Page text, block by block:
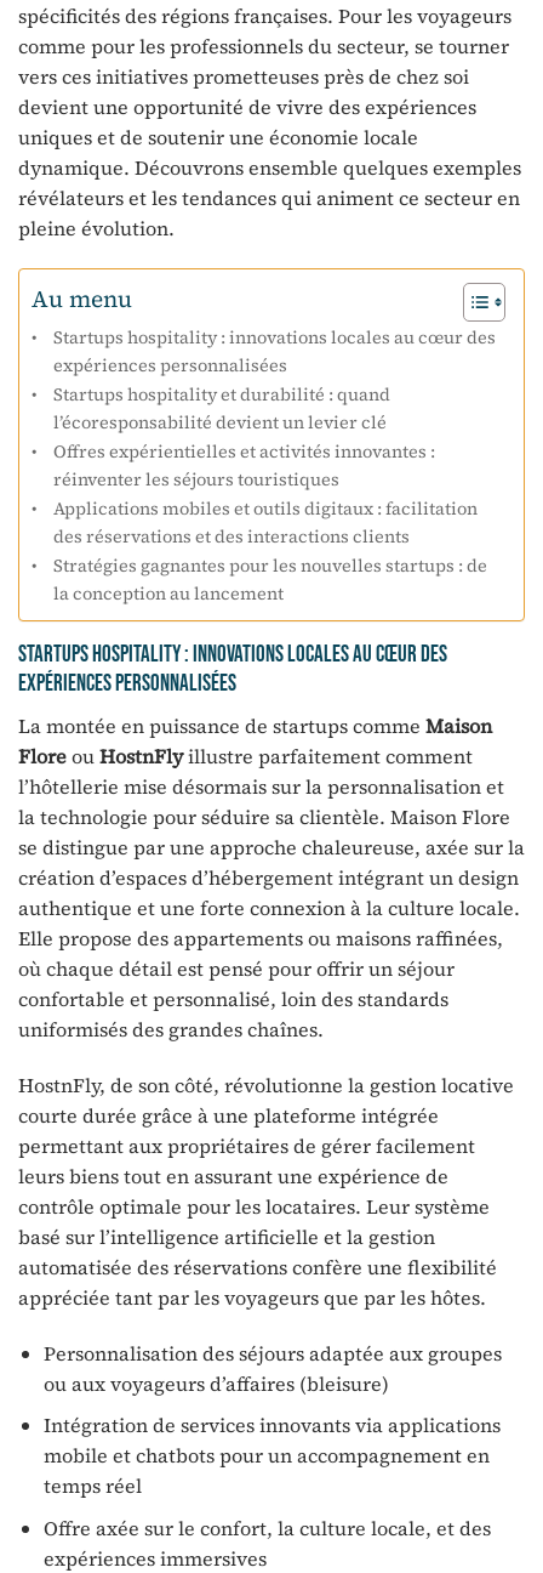
spécificités des régions françaises. Pour les voyageurs
comme pour les professionnels du secteur, se tourner
vers ces initiatives prometteuses près de chez soi
devient une opportunité de vivre des expériences
uniques et de soutenir une économie locale
dynamique. Découvrons ensemble quelques exemples
révélateurs et les tendances qui animent ce secteur en
pleine évolution.
Au menu
Startups hospitality : innovations locales au cœur des
expériences personnalisées
Startups hospitality et durabilité : quand
l’écoresponsabilité devient un levier clé
Offres expérientielles et activités innovantes :
réinventer les séjours touristiques
Applications mobiles et outils digitaux : facilitation
des réservations et des interactions clients
Stratégies gagnantes pour les nouvelles startups : de
la conception au lancement
Startups hospitality : innovations locales au cœur des
expériences personnalisées
La montée en puissance de startups comme Maison
FloreouHostnFlyillustre parfaitement comment
l’hôtellerie mise désormais sur la personnalisation et
la technologie pour séduire sa clientèle. Maison Flore
se distingue par une approche chaleureuse, axée sur la
création d’espaces d’hébergement intégrant un design
authentique et une forte connexion à la culture locale.
Elle propose des appartements ou maisons raffinées,
où chaque détail est pensé pour offrir un séjour
confortable et personnalisé, loin des standards
uniformisés des grandes chaînes.
HostnFly, de son côté, révolutionne la gestion locative
courte durée grâce à une plateforme intégrée
permettant aux propriétaires de gérer facilement
leurs biens tout en assurant une expérience de
contrôle optimale pour les locataires. Leur système
basé sur l’intelligence artificielle et la gestion
automatisée des réservations confère une flexibilité
appréciée tant par les voyageurs que par les hôtes.
Personnalisation des séjours adaptée aux groupes
ou aux voyageurs d’affaires (bleisure)
Intégration de services innovants via applications
mobile et chatbots pour un accompagnement en
temps réel
Offre axée sur le confort, la culture locale, et des
expériences immersives